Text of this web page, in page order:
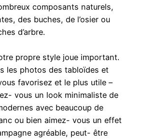
composants naturels,
des buches, de l’osier ou
d’arbre.
propre style joue important.
les photos des tabloïdes et
favorisez et le plus utile –
vous un look minimaliste de
avec beaucoup de
ou bien aimez- vous un effet
agréable, peut- être